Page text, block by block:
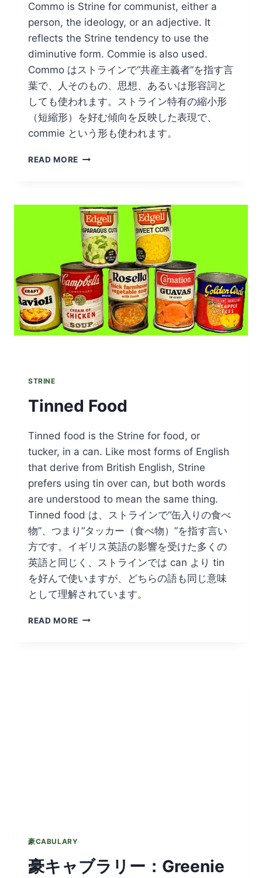
Commo is Strine for communist, either a
person, the ideology, or an adjective. It
reflects the Strine tendency to use the
diminutive form. Commie is also used.
Commo はストラインで“共産主義者”を指す言
葉で、人そのもの、思想、あるいは形容詞と
しても使われます。ストライン特有の縮小形
（短縮形）を好む傾向を反映した表現で、
commie という形も使われます。
READ MORE COMMO
STRINE
Tinned Food
Tinned food is the Strine for food, or
tucker, in a can. Like most forms of English
that derive from British English, Strine
prefers using tin over can, but both words
are understood to mean the same thing.
Tinned food は、ストラインで“缶入りの食べ
物”、つまり“タッカー（食べ物）”を指す言い
方です。イギリス英語の影響を受けた多くの
英語と同じく、ストラインでは can より tin
を好んで使いますが、どちらの語も同じ意味
として理解されています。
READ MORE TINNED
豪CABULARY
豪キャブラリー：Greenie